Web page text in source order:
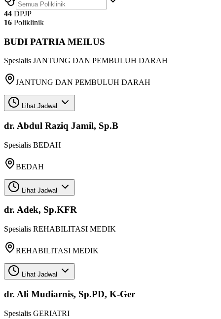
44 DPJP
16 Poliklinik
BUDI PATRIA MEILUS
Spesialis JANTUNG DAN PEMBULUH DARAH
JANTUNG DAN PEMBULUH DARAH
Lihat Jadwal
dr. Abdul Raziq Jamil, Sp.B
Spesialis BEDAH
BEDAH
Lihat Jadwal
dr. Adek, Sp.KFR
Spesialis REHABILITASI MEDIK
REHABILITASI MEDIK
Lihat Jadwal
dr. Ali Mudiarnis, Sp.PD, K-Ger
Spesialis GERIATRI